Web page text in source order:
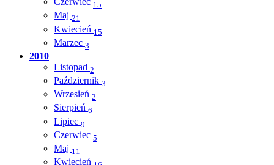
15
Maj 21
Kwiecień 15
Marzec 3
2010
Listopad 2
Październik 3
Wrzesień 2
Sierpień 6
Lipiec 9
Czerwiec 5
Maj 11
Kwiecień